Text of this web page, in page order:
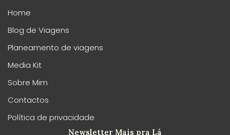
Home
Blog de Viagens
Planeamento de viagens
Media Kit
Sobre Mim
Contactos
Política de privacidade
Newsletter Mais pra Lá